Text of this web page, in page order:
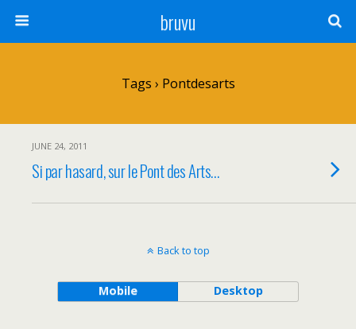
bruvu
Tags › Pontdesarts
JUNE 24, 2011
Si par hasard, sur le Pont des Arts…
Back to top
Mobile Desktop